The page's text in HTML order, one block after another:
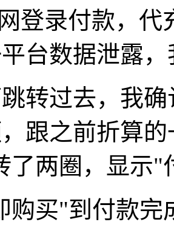
登录付款，
台数据泄露
转过去，我
跟之前折算
了两圈，显示"
购买"到付款完